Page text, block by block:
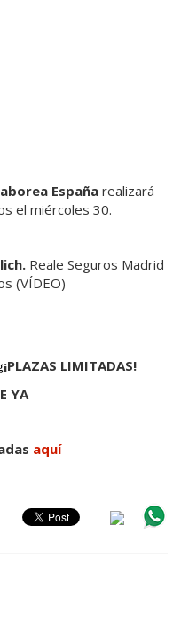
España realizará
el miércoles 30.
. Reale Seguros Madrid
(VÍDEO)
¡PLAZAS LIMITADAS!
YA
aquí